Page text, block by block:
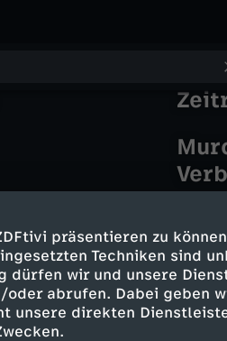
präsentieren zu
Techniken sind
dürfen wir und unsere
abrufen. Dabei geben
unsere direkten
Festival
Der
zur Dreyfus-
Ein
pour violon
Alain Altinoglu
ART
24.08.2024